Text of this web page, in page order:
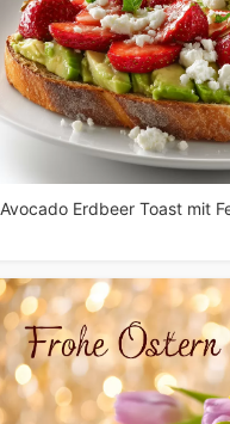
Avocado Erdbeer Toast mit